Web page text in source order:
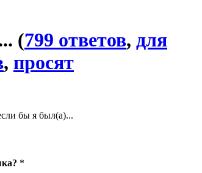
(799 ответов, для
, просят
бы я был(а)...
*